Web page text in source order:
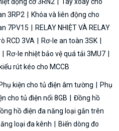
3RP2
Khóa và liên động cho
7PV15
RELAY NHIỆT VÀ RELAY
RCD 3VA
Rơ-le an toàn 3SK
Rơ-le nhiệt bảo vệ quá tải 3MU7
rút kéo cho MCCB
Phụ kiện cho tủ điện âm tường
Phụ
cho tủ điện nổi 8GB
Đồng hồ
hồ điện đa năng loại gắn trên
loại đa kênh
Biến dòng đo